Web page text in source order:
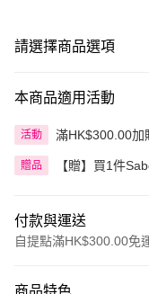
請選擇商品選項
本商品適用活動
活動 滿HK$300.00加
贈品 【贈】買1件
付款與運送
自提點滿HK$300.00免
商品特色